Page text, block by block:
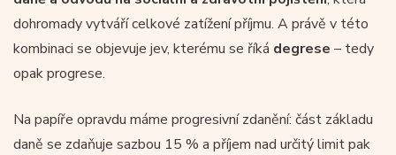
dohromady vytváří celkové zatížení příjmu. A právě v této
kombinaci se objevuje jev, kterému se říká degrese – tedy
opak progrese.
Na papíře opravdu máme progresivní zdanění: část základu
daně se zdaňuje sazbou 15 % a příjem nad určitý limit pak